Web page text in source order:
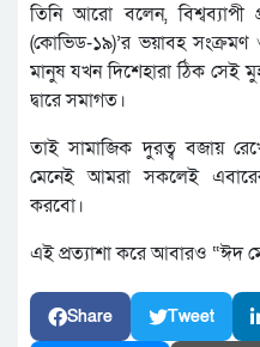
তিনি আরো বলেন, বিশ্বব্যাপী
(কোভিড-১৯)’র ভয়াবহ সংক্রমণ
মানুষ যখন দিশেহারা ঠিক সেই
দ্বারে সমাগত।
তাই সামাজিক দুরত্ব বজায়
মেনেই আমরা সকলেই
করবো।
এই প্রত্যাশা করে আবারও “ঈদ
Share Tweet